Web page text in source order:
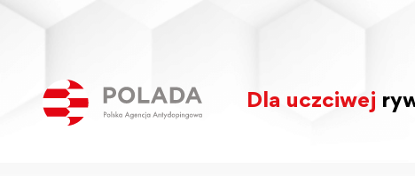
Dla uczciwej